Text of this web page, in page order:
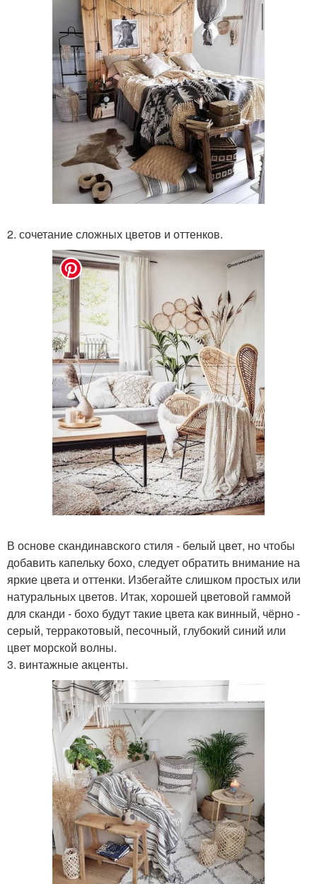
2. сочетание сложных цветов и оттенков.
В основе скандинавского стиля - белый цвет, но чтобы
добавить капельку бохо, следует обратить внимание на
яркие цвета и оттенки. Избегайте слишком простых или
натуральных цветов. Итак, хорошей цветовой гаммой
для сканди - бохо будут такие цвета как винный, чёрно -
серый, терракотовый, песочный, глубокий синий или
цвет морской волны.
3. винтажные акценты.